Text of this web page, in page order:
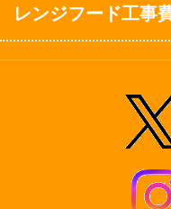
レンジフード工事